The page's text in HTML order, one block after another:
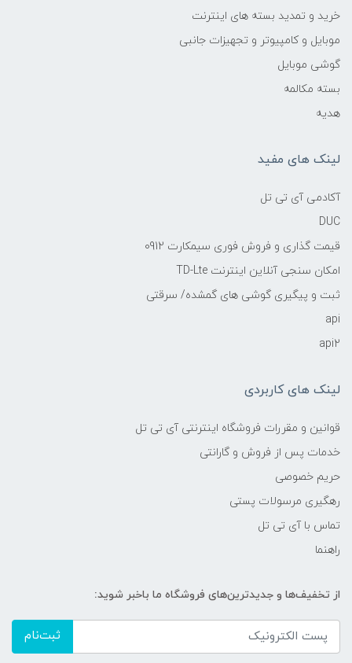
خرید و تمدید بسته های اینترنت
موبایل و کامپیوتر و تجهیزات جانبی
گوشی موبایل
بسته مکالمه
هدیه
لینک های مفید
آکادمی آی تی تل
DUC
قیمت گذاری و فروش فوری سیمکارت 0912
امکان سنجی آنلاین اینترنت TD-Lte
ثبت و پیگیری گوشی های گمشده/ سرقتی
api
api2
لینک های کاربردی
قوانین و مقررات فروشگاه اینترنتی آی تی تل
خدمات پس از فروش و گارانتی
حریم خصوصی
رهگیری مرسولات پستی
تماس با آی تی تل
راهنما
از تخفیف‌ها و جدیدترین‌های فروشگاه ما باخبر شوید:
ثبت‌نام